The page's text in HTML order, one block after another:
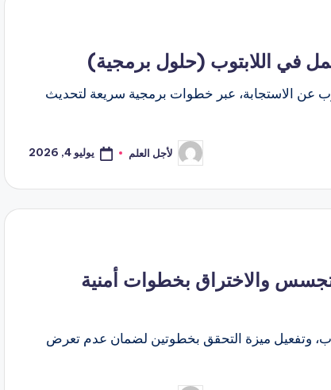
في اللابتوب (حلول برمجية)
عن الاستجابة، عبر خطوات برمجية سريعة لتحديث
تمّ
النشر
لأجل العلم يوليو 4, 2026
والاختراق بخطوات أمنية
وتفعيل ميزة التحقق بخطوتين لضمان عدم تعرض